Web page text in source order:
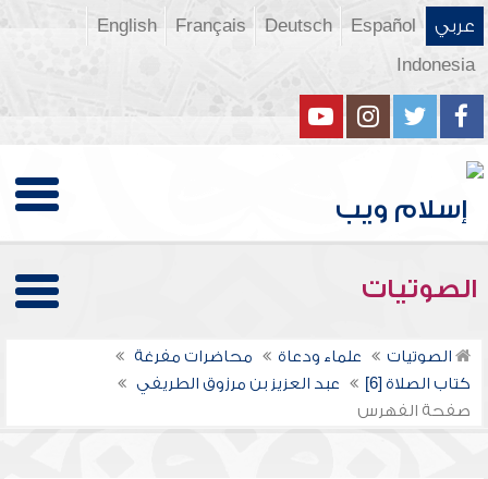
عربي Español
Deutsch
Français
English
Indonesia
الصوتيات
الصوتيات علماء ودعاة
محاضرات مفرغة
كتاب الصلاة [6]
عبد العزيز بن مرزوق الطريفي
صفحة الفهرس